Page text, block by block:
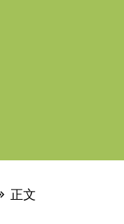
正文